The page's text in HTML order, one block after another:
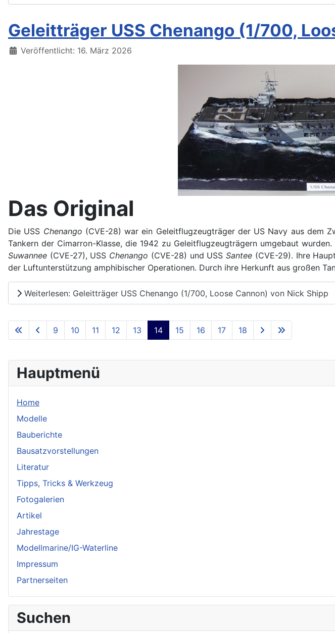
Hauptmenü
Home
Modelle
Bauberichte
Bausatzvorstellungen
Literatur
Tipps, Tricks & Werkzeug
Fotogalerien
Artikel
Jahrestage
Modellmarine/IG-Waterline
Impressum
Partnerseiten
Suchen
Geleitträger USS Chenango (1/700,
Details
Veröffentlicht: 16. März 2026
Das Original
Die USS Chenango (CVE-28) war ein Geleitflugzeugträger der US Navy aus dem
Tankern der Cimarron-Klasse, die 1942 zu Geleitflugzeugträgern umgebaut
Suwannee (CVE-27), USS Chenango (CVE-28) und USSSantee (CVE-29). Ihre
der Luftunterstützung amphibischer Operationen. Durch ihre Herkunft aus großen
Weiterlesen: Geleitträger USS Chenango (1/700, Loose Cannon) von Nick Shipp
9 10 11 12 13 14 15 16 17 18